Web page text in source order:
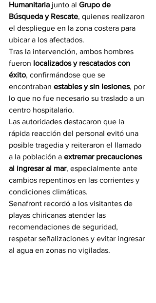
Humanitaria junto al Grupo de
Búsqueda y Rescate, quienes realizaron
el despliegue en la zona costera para
ubicar a los afectados.
Tras la intervención, ambos hombres
fueron localizados y rescatados con
éxito, confirmándose que se
encontraban estables y sin lesiones, por
lo que no fue necesario su traslado a un
centro hospitalario.
Las autoridades destacaron que la
rápida reacción del personal evitó una
posible tragedia y reiteraron el llamado
a la población a extremar precauciones
al ingresar al mar, especialmente ante
cambios repentinos en las corrientes y
condiciones climáticas.
Senafront recordó a los visitantes de
playas chiricanas atender las
recomendaciones de seguridad,
respetar señalizaciones y evitar ingresar
al agua en zonas no vigiladas.